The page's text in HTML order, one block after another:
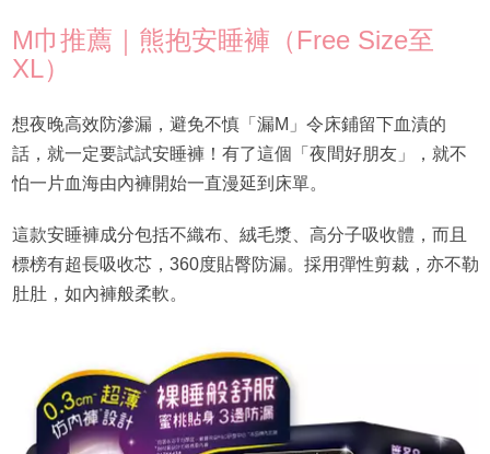
M巾推薦｜熊抱安睡褲（Free Size至
XL）
想夜晚高效防滲漏，避免不慎「漏M」令床鋪留下血漬的
話，就一定要試試安睡褲！有了這個「夜間好朋友」，就不
怕一片血海由內褲開始一直漫延到床單。
這款安睡褲成分包括不織布、絨毛漿、高分子吸收體，而且
標榜有超長吸收芯，360度貼臀防漏。採用彈性剪裁，亦不勒
肚肚，如內褲般柔軟。